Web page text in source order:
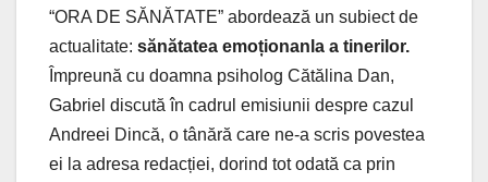
“ORA DE SĂNĂTATE” abordează un subiect de
actualitate: sănătatea emoționanla a tinerilor.
Împreună cu doamna psiholog Cătălina Dan,
Gabriel discută în cadrul emisiunii despre cazul
Andreei Dincă, o tânără care ne-a scris povestea
ei la adresa redacției, dorind tot odată ca prin